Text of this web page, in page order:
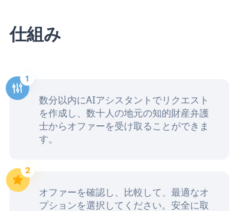
仕組み
数分以内にAIアシスタントでリクエスト
を作成し、数十人の地元の知的財産弁護
士からオファーを受け取ることができま
す。
オファーを確認し、比較して、最適なオ
プションを選択してください。安全に取